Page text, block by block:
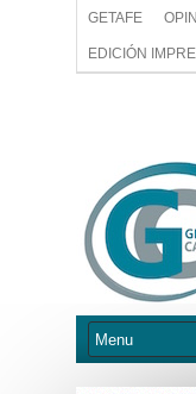
GETAFE
EDICIÓN